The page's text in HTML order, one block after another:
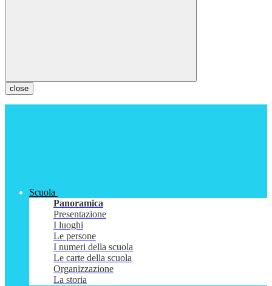
close
Scuola
Panoramica
Presentazione
I luoghi
Le persone
I numeri della scuola
Le carte della scuola
Organizzazione
La storia